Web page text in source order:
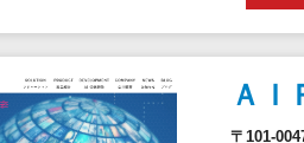
ＡＩ
〒101-